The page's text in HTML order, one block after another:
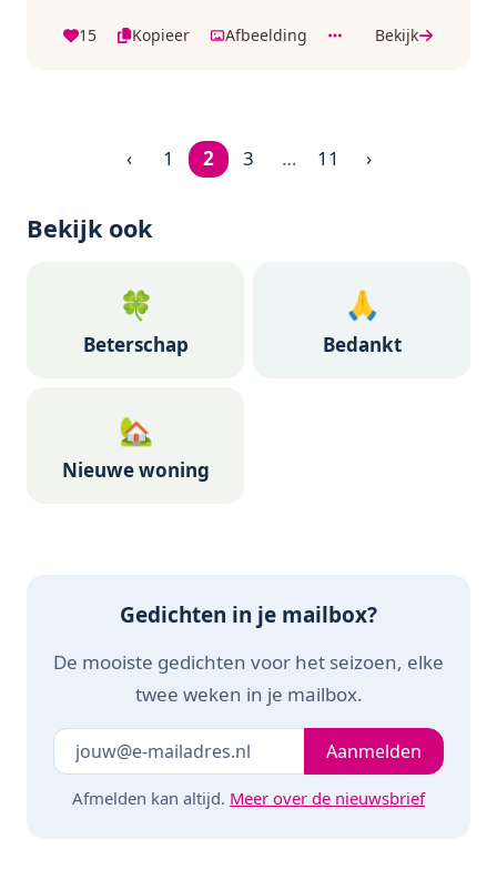
15 Kopieer Afbeelding Bekijk
Pagina 2 van 11
‹ 1 2 3 … 11 ›
Bekijk ook
🍀
Beterschap
🙏
Bedankt
🏡
Nieuwe woning
Gedichten in je mailbox?
De mooiste gedichten voor het seizoen, elke
twee weken in je mailbox.
Laat dit veld leeg Je e-mailadresAanmelden
Afmelden kan altijd. Meer over de nieuwsbrief